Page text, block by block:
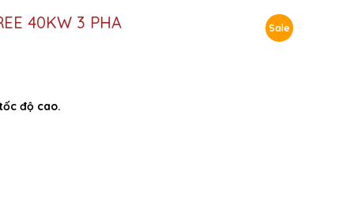
Sale
40KW 3 PHA
độ cao.